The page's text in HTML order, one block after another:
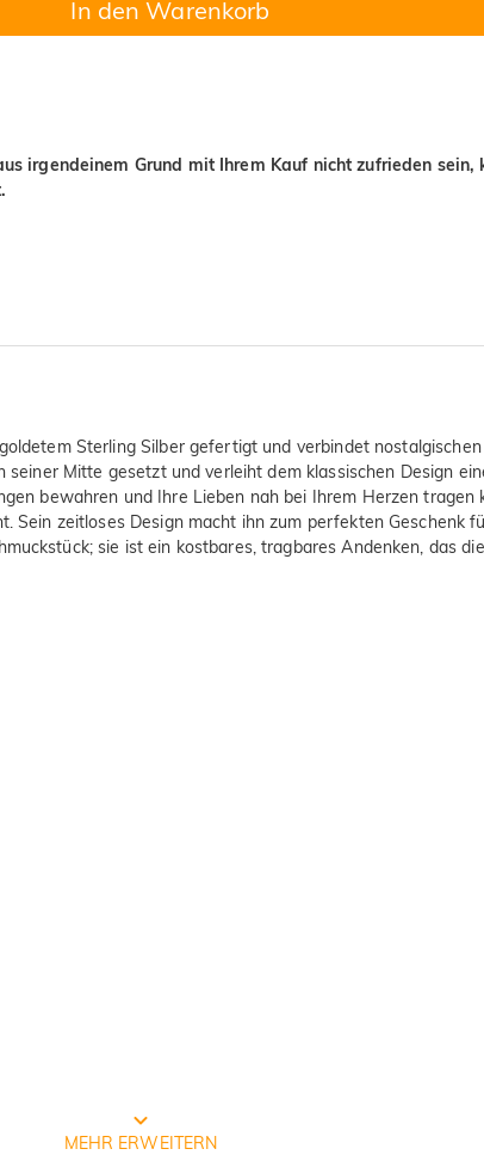
In den Warenkorb
irgendeinem Grund mit Ihrem Kauf nicht zufrieden sein,
Sterling Silber gefertigt und verbindet
Mitte gesetzt und verleiht dem klassischen Design
bewahren und Ihre Lieben nah bei Ihrem Herzen
zeitloses Design macht ihn zum perfekten Geschenk
sie ist ein kostbares, tragbares Andenken, das
der Schmuckherstellung
MEHR ERWEITERN